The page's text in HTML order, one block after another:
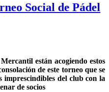
Social de Pádel
están acogiendo estos
de este torneo que se
imprescindibles del club con la
de socios